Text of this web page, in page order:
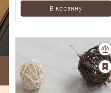
В корзину